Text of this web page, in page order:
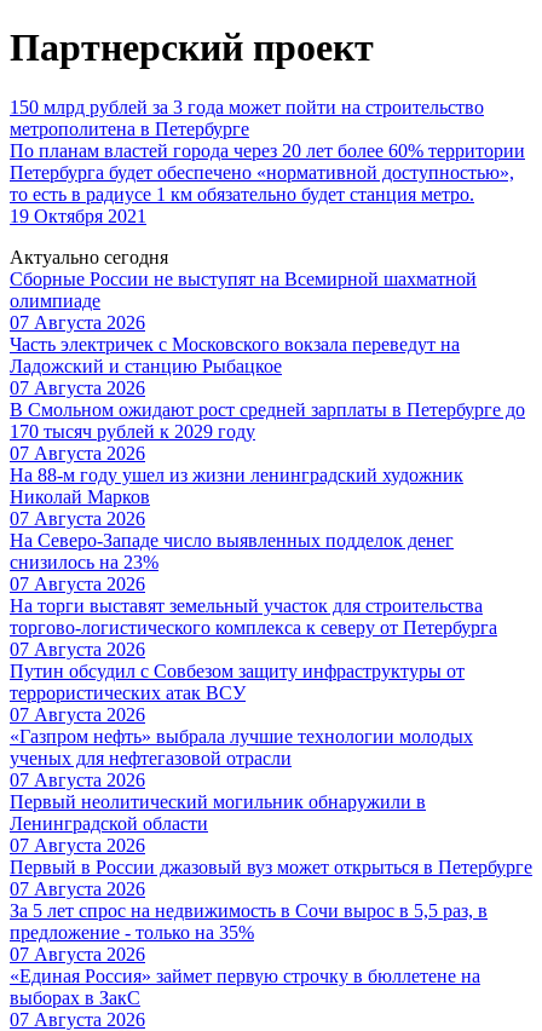
Партнерский проект
150 млрд рублей за 3 года может пойти на строительство
метрополитена в Петербурге
По планам властей города через 20 лет более 60% территории
Петербурга будет обеспечено «нормативной доступностью»,
то есть в радиусе 1 км обязательно будет станция метро.
19 Октября 2021
Актуально сегодня
Сборные России не выступят на Всемирной шахматной
олимпиаде
07 Августа 2026
Часть электричек с Московского вокзала переведут на
Ладожский и станцию Рыбацкое
07 Августа 2026
В Смольном ожидают рост средней зарплаты в Петербурге до
170 тысяч рублей к 2029 году
07 Августа 2026
На 88-м году ушел из жизни ленинградский художник
Николай Марков
07 Августа 2026
На Северо-Западе число выявленных подделок денег
снизилось на 23%
07 Августа 2026
На торги выставят земельный участок для строительства
торгово-логистического комплекса к северу от Петербурга
07 Августа 2026
Путин обсудил с Совбезом защиту инфраструктуры от
террористических атак ВСУ
07 Августа 2026
«Газпром нефть» выбрала лучшие технологии молодых
ученых для нефтегазовой отрасли
07 Августа 2026
Первый неолитический могильник обнаружили в
Ленинградской области
07 Августа 2026
Первый в России джазовый вуз может открыться в Петербурге
07 Августа 2026
За 5 лет спрос на недвижимость в Сочи вырос в 5,5 раз, в
предложение - только на 35%
07 Августа 2026
«Единая Россия» займет первую строчку в бюллетене на
выборах в ЗакС
07 Августа 2026